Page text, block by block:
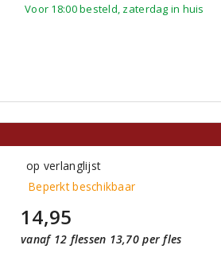
Voor 18:00 besteld, zaterdag in huis
op verlanglijst
Beperkt beschikbaar
14,95
vanaf 12 flessen 13,70 per fles